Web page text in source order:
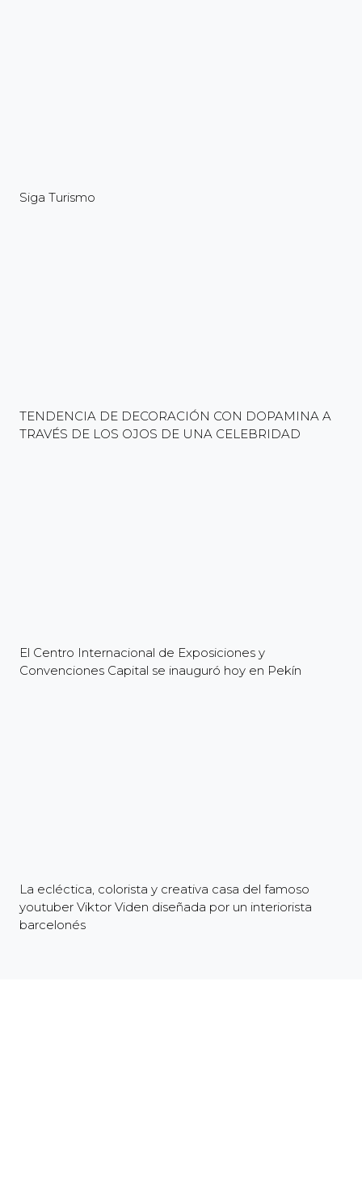
Siga Turismo
TENDENCIA DE DECORACIÓN CON DOPAMINA A
TRAVÉS DE LOS OJOS DE UNA CELEBRIDAD
El Centro Internacional de Exposiciones y
Convenciones Capital se inauguró hoy en Pekín
La ecléctica, colorista y creativa casa del famoso
youtuber Viktor Viden diseñada por un interiorista
barcelonés